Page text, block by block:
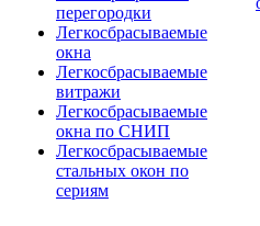
перегородки
Легкосбрасываемые
окна
Легкосбрасываемые
витражи
Легкосбрасываемые
окна по СНИП
Легкосбрасываемые
стальных окон по
сериям